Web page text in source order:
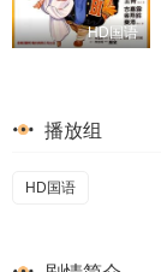
HD国语
播放组
HD国语